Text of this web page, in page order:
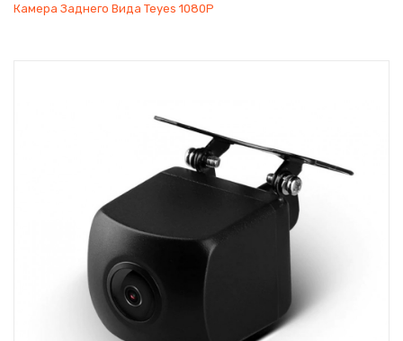
Камера Заднего Вида Teyes 1080P